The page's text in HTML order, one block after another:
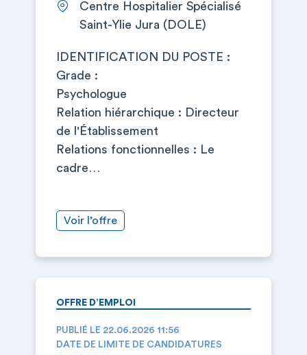
Centre Hospitalier Spécialisé
Saint-Ylie Jura (DOLE)
IDENTIFICATION DU POSTE :
Grade :
Psychologue
Relation hiérarchique : Directeur
de l'Établissement
Relations fonctionnelles : Le
cadre…
Voir l’offre
OFFRE D’EMPLOI
PUBLIÉ LE 22.06.2026 11:56
DATE DE LIMITE DE CANDIDATURES